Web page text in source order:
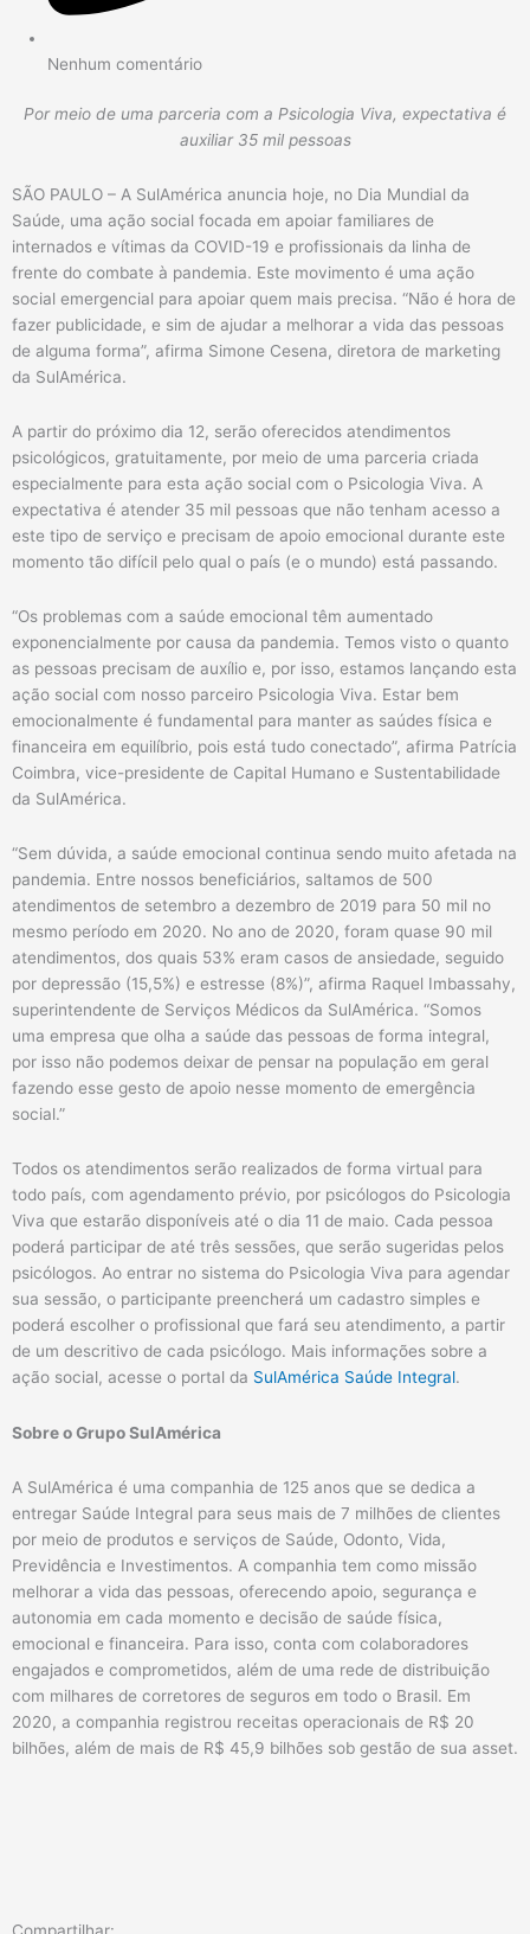
Nenhum comentário
Por meio de uma parceria com a Psicologia Viva, expectativa é
auxiliar 35 mil pessoas
SÃO PAULO – A SulAmérica anuncia hoje, no Dia Mundial da
Saúde, uma ação social focada em apoiar familiares de
internados e vítimas da COVID-19 e profissionais da linha de
frente do combate à pandemia. Este movimento é uma ação
social emergencial para apoiar quem mais precisa. “Não é hora de
fazer publicidade, e sim de ajudar a melhorar a vida das pessoas
de alguma forma”, afirma Simone Cesena, diretora de marketing
da SulAmérica.
A partir do próximo dia 12, serão oferecidos atendimentos
psicológicos, gratuitamente, por meio de uma parceria criada
especialmente para esta ação social com o Psicologia Viva. A
expectativa é atender 35 mil pessoas que não tenham acesso a
este tipo de serviço e precisam de apoio emocional durante este
momento tão difícil pelo qual o país (e o mundo) está passando.
“Os problemas com a saúde emocional têm aumentado
exponencialmente por causa da pandemia. Temos visto o quanto
as pessoas precisam de auxílio e, por isso, estamos lançando esta
ação social com nosso parceiro Psicologia Viva. Estar bem
emocionalmente é fundamental para manter as saúdes física e
financeira em equilíbrio, pois está tudo conectado”, afirma Patrícia
Coimbra, vice-presidente de Capital Humano e Sustentabilidade
da SulAmérica.
“Sem dúvida, a saúde emocional continua sendo muito afetada na
pandemia. Entre nossos beneficiários, saltamos de 500
atendimentos de setembro a dezembro de 2019 para 50 mil no
mesmo período em 2020. No ano de 2020, foram quase 90 mil
atendimentos, dos quais 53% eram casos de ansiedade, seguido
por depressão (15,5%) e estresse (8%)”, afirma Raquel Imbassahy,
superintendente de Serviços Médicos da SulAmérica. “Somos
uma empresa que olha a saúde das pessoas de forma integral,
por isso não podemos deixar de pensar na população em geral
fazendo esse gesto de apoio nesse momento de emergência
social.”
Todos os atendimentos serão realizados de forma virtual para
todo país, com agendamento prévio, por psicólogos do Psicologia
Viva que estarão disponíveis até o dia 11 de maio. Cada pessoa
poderá participar de até três sessões, que serão sugeridas pelos
psicólogos. Ao entrar no sistema do Psicologia Viva para agendar
sua sessão, o participante preencherá um cadastro simples e
poderá escolher o profissional que fará seu atendimento, a partir
de um descritivo de cada psicólogo. Mais informações sobre a
ação social, acesse o portal da SulAmérica Saúde Integral.
Sobre o Grupo SulAmérica
A SulAmérica é uma companhia de 125 anos que se dedica a
entregar Saúde Integral para seus mais de 7 milhões de clientes
por meio de produtos e serviços de Saúde, Odonto, Vida,
Previdência e Investimentos. A companhia tem como missão
melhorar a vida das pessoas, oferecendo apoio, segurança e
autonomia em cada momento e decisão de saúde física,
emocional e financeira. Para isso, conta com colaboradores
engajados e comprometidos, além de uma rede de distribuição
com milhares de corretores de seguros em todo o Brasil. Em
2020, a companhia registrou receitas operacionais de R$ 20
bilhões, além de mais de R$ 45,9 bilhões sob gestão de sua asset.
Compartilhar: